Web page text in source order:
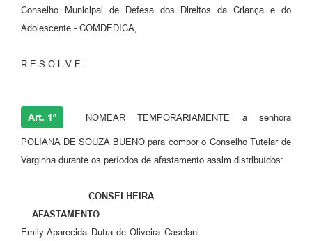
Conselho Municipal de Defesa dos Direitos da Criança e do
Adolescente - COMDEDICA,
R E S O L V E :
Art. 1º NOMEAR TEMPORARIAMENTE a senhora
POLIANA DE SOUZA BUENO para compor o Conselho Tutelar de
Varginha durante os períodos de afastamento assim distribuídos:
CONSELHEIRA
AFASTAMENTO
Emily Aparecida Dutra de Oliveira Caselani